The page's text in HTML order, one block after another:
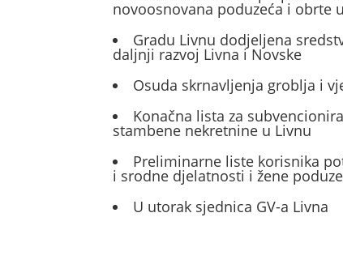
novoosnovana poduzeća i obrte
Gradu Livnu dodjeljena
daljnji razvoj Livna i Novske
Osuda skrnavljenja groblja i
Konačna lista za
stambene nekretnine u Livnu
Preliminarne liste korisnika
i srodne djelatnosti i žene
U utorak sjednica GV-a Livna